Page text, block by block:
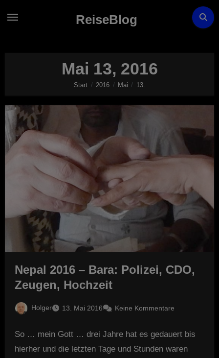
ReiseBlog
Mai 13, 2016
Start 2016 Mai 13.
Nepal 2016 – Bara: Polizei, CDO,
Zeugen, Hochzeit
Holger 13. Mai 2016 Keine Kommentare
So … mein Gott … drei Jahre hat es gedauert bis
hierher und die letzten Tage und Stunden waren